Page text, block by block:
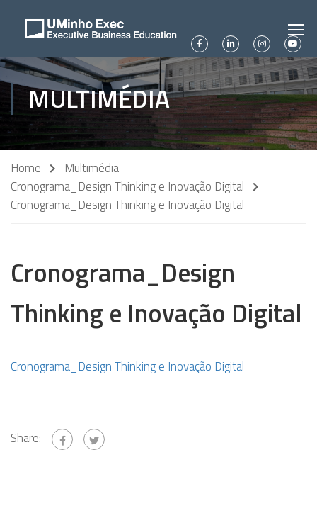
MULTIMÉDIA
Home
Multimédia
Cronograma_Design Thinking e Inovação Digital
Cronograma_Design Thinking e Inovação Digital
Cronograma_Design
Thinking e Inovação Digital
Cronograma_Design Thinking e Inovação Digital
Share: